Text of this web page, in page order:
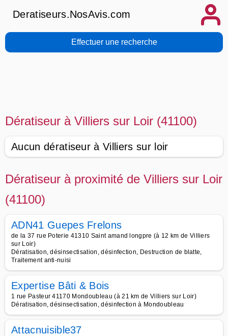
Deratiseurs.NosAvis.com
Effectuer une recherche
Dératiseur à Villiers sur Loir (41100)
Aucun dératiseur à Villiers sur loir
Dératiseur à proximité de Villiers sur Loir
(41100)
ADN41 Guepes Frelons
de la 37 rue Poterie 41310 Saint amand longpre (à 12 km de Villiers
sur Loir)
Dératisation, désinsectisation, désinfection, Destruction de blatte,
Traitement anti-nuisi
Expertise Bâti & Bois
1 rue Pasteur 41170 Mondoubleau (à 21 km de Villiers sur Loir)
Dératisation, désinsectisation, désinfection à Mondoubleau
Attacnuisible37